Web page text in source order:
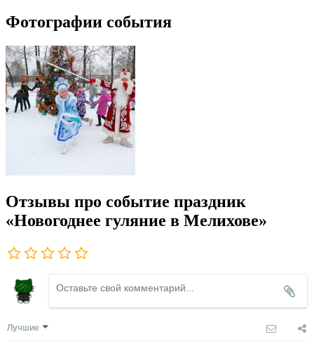
Фотографии события
Отзывы про событие праздник
«Новогоднее гуляние в Мелихове»
Лучшие